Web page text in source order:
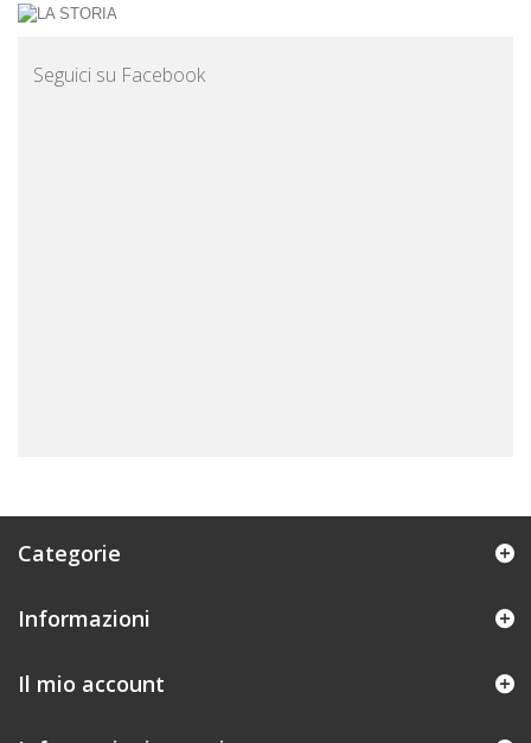
Seguici su Facebook
Categorie
Informazioni
Il mio account